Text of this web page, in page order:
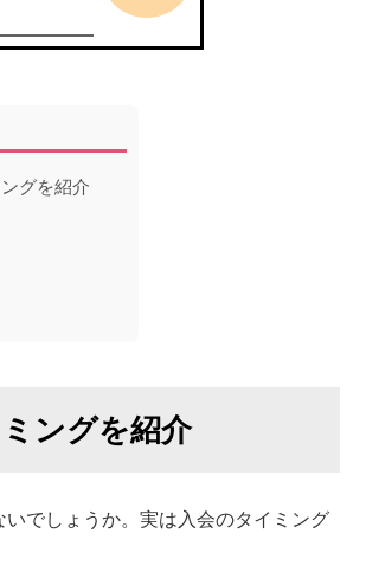
グを紹介
ングを紹介
でしょうか。実は入会のタイミング